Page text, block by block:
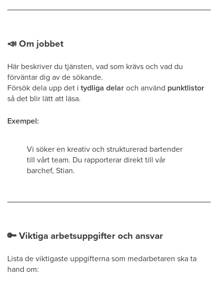
📣Om jobbet
Här beskriver du tjänsten, vad som krävs och vad du
förväntar dig av de sökande.
Försök dela upp det i tydliga delaroch använd punktlistor
så det blir lätt att läsa.
Exempel:
Vi söker en kreativ och strukturerad bartender
till vårt team. Du rapporterar direkt till vår
barchef, Stian.
🔑Viktiga arbetsuppgifter och ansvar
Lista de viktigaste uppgifterna som medarbetaren ska ta
hand om: